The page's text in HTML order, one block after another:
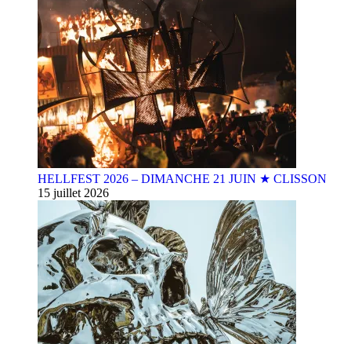
HELLFEST 2026 – DIMANCHE 21 JUIN ★ CLISSON
15 juillet 2026